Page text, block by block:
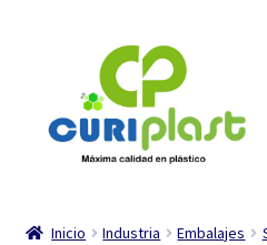
navegación
contenido
Inicio Industria Embalajes